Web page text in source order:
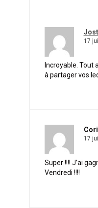
17
Incroyable. Tout
à partager vos
17
Super !!!! J’ai
Vendredi !!!!